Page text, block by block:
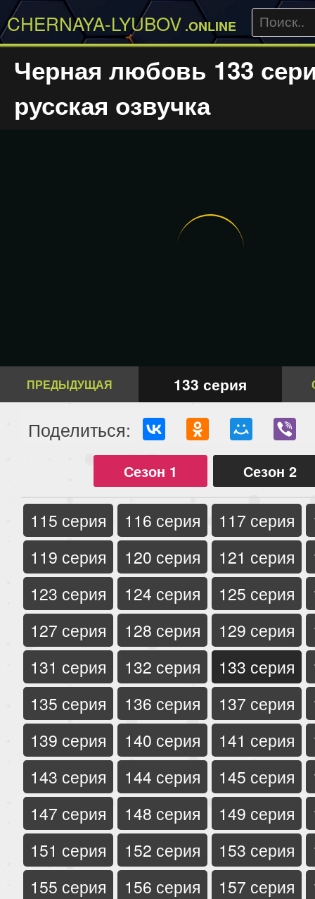
CHERNAYA-LYUBOV .ONLINE
Черная любовь 133
русская озвучка
ПРЕДЫДУЩАЯ 133 серия
Поделиться:
Сезон 1 Сезон 2
115 серия 116 серия 117 серия
119 серия
120 серия 121 серия
123 серия
124 серия 125 серия
127 серия
128 серия 129 серия
131 серия
132 серия 133 серия
135 серия
136 серия 137 серия
139 серия
140 серия 141 серия
143 серия
144 серия 145 серия
147 серия
148 серия 149 серия
151 серия
152 серия 153 серия
155 серия
156 серия 157 серия